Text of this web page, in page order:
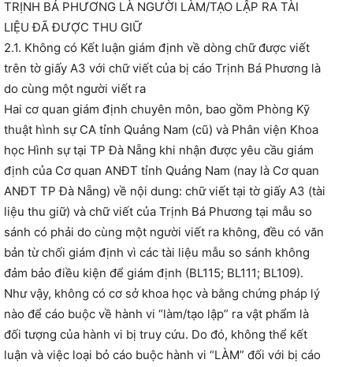
TRỊNH BÁ PHƯƠNG LÀ NGƯỜI LÀM/TẠO LẬP RA TÀI
LIỆU ĐÃ ĐƯỢC THU GIỮ
2.1. Không có Kết luận giám định về dòng chữ được viết
trên tờ giấy A3 với chữ viết của bị cáo Trịnh Bá Phương là
do cùng một người viết ra
Hai cơ quan giám định chuyên môn, bao gồm Phòng Kỹ
thuật hình sự CA tỉnh Quảng Nam (cũ) và Phân viện Khoa
học Hình sự tại TP Đà Nẵng khi nhận được yêu cầu giám
định của Cơ quan ANĐT tỉnh Quảng Nam (nay là Cơ quan
ANĐT TP Đà Nẵng) về nội dung: chữ viết tại tờ giấy A3 (tài
liệu thu giữ) và chữ viết của Trịnh Bá Phương tại mẫu so
sánh có phải do cùng một người viết ra không, đều có văn
bản từ chối giám định vì các tài liệu mẫu so sánh không
đảm bảo điều kiện để giám định (BL115; BL111; BL109).
Như vậy, không có cơ sở khoa học và bằng chứng pháp lý
nào để cáo buộc về hành vi “làm/tạo lập” ra vật phẩm là
đối tượng của hành vi bị truy cứu. Do đó, không thể kết
luận và việc loại bỏ cáo buộc hành vi “LÀM” đối với bị cáo